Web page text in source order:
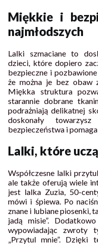
Miękkie i
najmłodszych
Lalki szmaciane to
dzieci, które dopiero
bezpieczne i
że można je bez obaw
Miękka struktura
starannie dobrane
podrażniają delikatnej
doskonały
bezpieczeństwa i
Lalki, które
Współczesne lalki
ale także oferują wiele
jest lalka Zuzia, 50-
mówi i śpiewa. Po
znane i lubiane piosenki,
jadą misie”.
wypowiadając zwroty
„Przytul mnie”. Dzięki